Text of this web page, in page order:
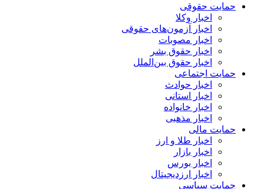
حمایت حقوقی
اخبار وکلا
اخبار آزمون‌های حقوقی
اخبار مصوبات
اخبار حقوق بشر
اخبار حقوق بین‌الملل
حمایت اجتماعی
اخبار حوادث
اخبار استانی
اخبار خانواده
اخبار مذهبی
حمایت مالی
اخبار طلا و ارز
اخبار بازار
اخبار بورس
اخبار ارزدیجیتال
حمایت سیاسی